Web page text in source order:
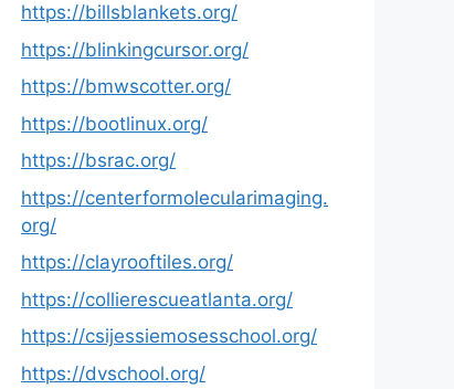
https://billsblankets.org/
https://blinkingcursor.org/
https://bmwscotter.org/
https://bootlinux.org/
https://bsrac.org/
https://centerformolecularimaging.
org/
https://clayrooftiles.org/
https://collierescueatlanta.org/
https://csijessiemosesschool.org/
https://dvschool.org/